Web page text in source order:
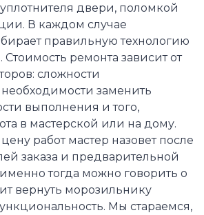
двери, поломкой
В каждом случае
правильную технологию
Стоимость ремонта зависит от
сложности
заменить
выполнения и того,
в мастерской или на дому.
работ мастер назовет после
заказа и предварительной
тогда можно говорить о
вернуть морозильнику
Мы стараемся,